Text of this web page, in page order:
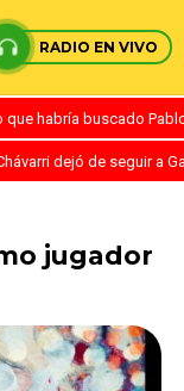
RADIO EN VIVO
que habría buscado
dejó de seguir a
jugador